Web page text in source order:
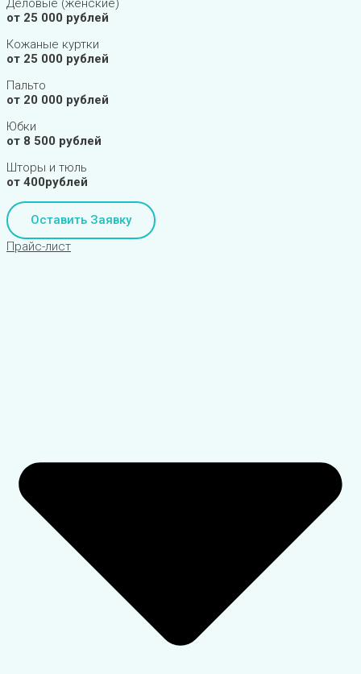
Деловые (женские)
от 25 000 рублей
Кожаные куртки
от 25 000 рублей
Пальто
от 20 000 рублей
Юбки
от 8 500 рублей
Шторы и тюль
от 400рублей
Оставить Заявку
Прайс-лист